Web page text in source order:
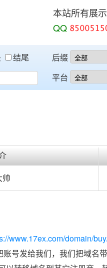
本站所有展
QQ
结尾
后缀
平台
帅
www.17ex.com/domain/
号发给我们，我们把域名